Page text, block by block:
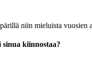
niin mieluista vuosien
kiinnostaa?